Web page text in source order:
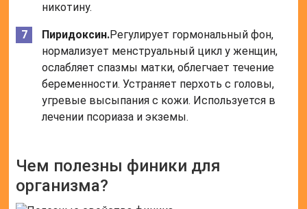
никотину.
Пиридоксин.Регулирует гормональный фон,
нормализует менструальный цикл у женщин,
ослабляет спазмы матки, облегчает течение
беременности. Устраняет перхоть с головы,
угревые высыпания с кожи. Используется в
лечении псориаза и экземы.
Чем полезны финики для
организма?